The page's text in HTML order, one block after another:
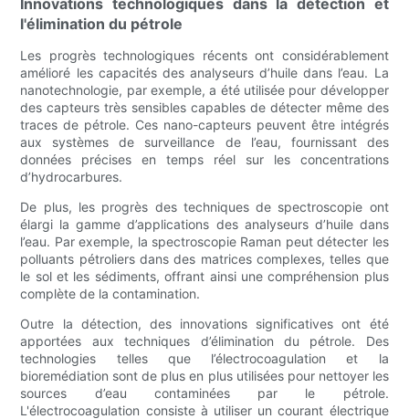
Innovations technologiques dans la détection et
l'élimination du pétrole
Les progrès technologiques récents ont considérablement
amélioré les capacités des analyseurs d’huile dans l’eau. La
nanotechnologie, par exemple, a été utilisée pour développer
des capteurs très sensibles capables de détecter même des
traces de pétrole. Ces nano-capteurs peuvent être intégrés
aux systèmes de surveillance de l’eau, fournissant des
données précises en temps réel sur les concentrations
d’hydrocarbures.
De plus, les progrès des techniques de spectroscopie ont
élargi la gamme d’applications des analyseurs d’huile dans
l’eau. Par exemple, la spectroscopie Raman peut détecter les
polluants pétroliers dans des matrices complexes, telles que
le sol et les sédiments, offrant ainsi une compréhension plus
complète de la contamination.
Outre la détection, des innovations significatives ont été
apportées aux techniques d’élimination du pétrole. Des
technologies telles que l’électrocoagulation et la
bioremédiation sont de plus en plus utilisées pour nettoyer les
sources d’eau contaminées par le pétrole.
L'électrocoagulation consiste à utiliser un courant électrique